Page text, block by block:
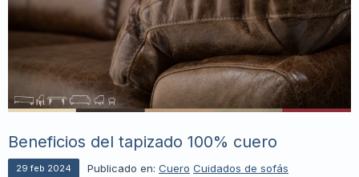
Beneficios del tapizado 100% cuero
29 feb 2024 Publicado en: Cuero Cuidados de sofás